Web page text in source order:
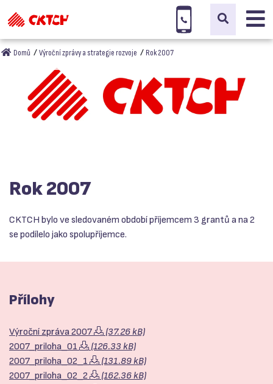
Domů Výroční zprávy a strategie rozvoje Rok 2007
Rok 2007
CKTCH bylo ve sledovaném období příjemcem 3 grantů a na 2
se podílelo jako spolupříjemce.
Přílohy
Výroční zpráva 2007
(37.26 kB)
2007_priloha_01
(126.33 kB)
2007_priloha_02_1
(131.89 kB)
2007_priloha_02_2
(162.36 kB)